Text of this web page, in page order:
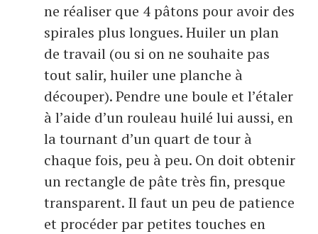
ne réaliser que 4 pâtons pour avoir des
spirales plus longues. Huiler un plan
de travail (ou si on ne souhaite pas
tout salir, huiler une planche à
découper). Pendre une boule et l’étaler
à l’aide d’un rouleau huilé lui aussi, en
la tournant d’un quart de tour à
chaque fois, peu à peu. On doit obtenir
un rectangle de pâte très fin, presque
transparent. Il faut un peu de patience
et procéder par petites touches en